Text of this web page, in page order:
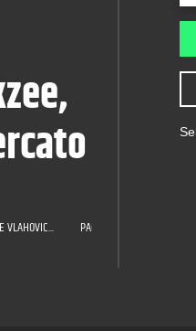
VLAHOVIC... PAGELLE JUVE: CELIK